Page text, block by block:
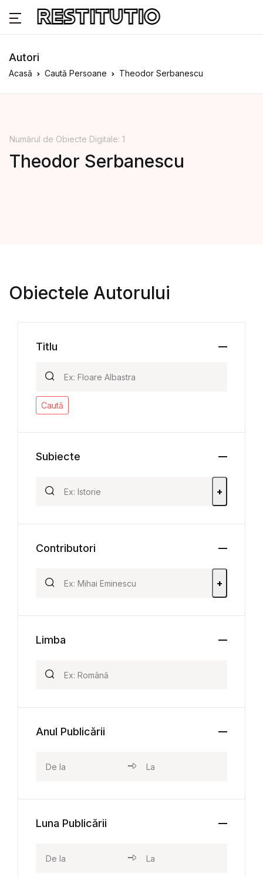
Autori
Acasă Caută Persoane Theodor Serbanescu
Numărul de Obiecte Digitale: 1
Theodor Serbanescu
Obiectele Autorului
Titlu
Caută
Subiecte
+
Contributori
+
Limba
Anul Publicării
Luna Publicării